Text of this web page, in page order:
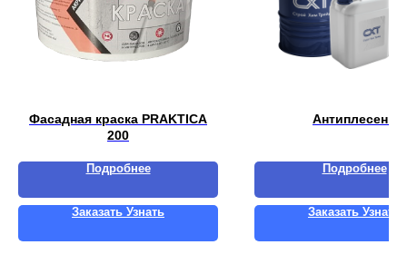
Фасадная краска PRAKTICA
200
Подробнее
Заказать Узнать
Антиплесень
Подробнее
Заказать Узнать